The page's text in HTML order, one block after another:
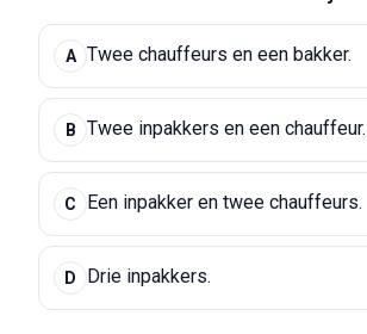
A Twee chauffeurs en een bakker.
B Twee inpakkers en een chauffeur.
C Een inpakker en twee chauffeurs.
D Drie inpakkers.